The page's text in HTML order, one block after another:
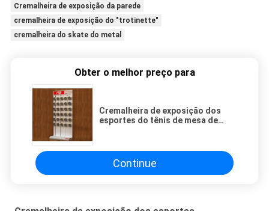
Cremalheira de exposição da parede
cremalheira de exposição do "trotinette"
cremalheira do skate do metal
Obter o melhor preço para
Cremalheira de exposição dos
esportes do tênis de mesa de
Continue